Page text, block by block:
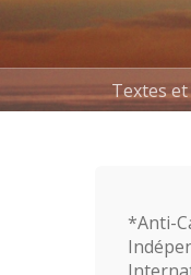
Textes
*Anti-